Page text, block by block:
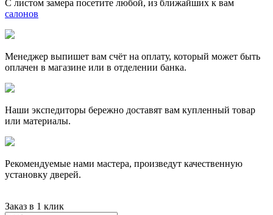
С листом замера посетите любой, из ближайших к вам
салонов
Менеджер выпишет вам счёт на оплату, который может быть
оплачен в магазине или в отделении банка.
Наши экспедиторы бережно доставят вам купленный товар
или материалы.
Рекомендуемые нами мастера, произведут качественную
установку дверей.
Заказ в 1 клик